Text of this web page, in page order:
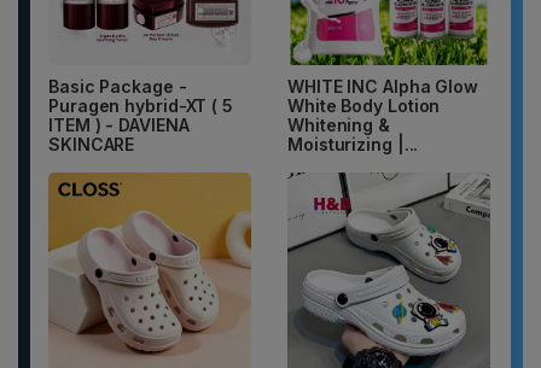
Basic Package -
Puragen hybrid-XT ( 5
ITEM ) - DAVIENA
SKINCARE
WHITE INC Alpha Glow
White Body Lotion
Whitening &
Moisturizing |...